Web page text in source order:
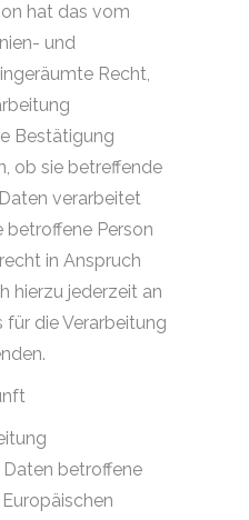
hat das vom
und
Recht,
Bestätigung
ob sie betreffende
verarbeitet
betroffene Person
in Anspruch
hierzu jederzeit an
für die Verarbeitung
betroffene